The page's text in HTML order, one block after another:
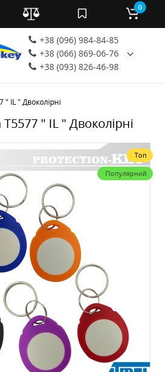
+38 (096) 984-84-85
+38 (066) 869-06-76
+38 (093) 826-46-98
0
" IL " Двоколірні
" IL " Двоколірні
Топ
Популярний